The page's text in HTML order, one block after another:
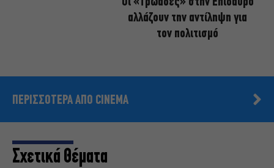
αλλάζουν την αντίληψη για
τον πολιτισμό
ΠΕΡΙΣΣΟΤΕΡΑ ΑΠΟ CINEMA
Σχετικά Θέματα